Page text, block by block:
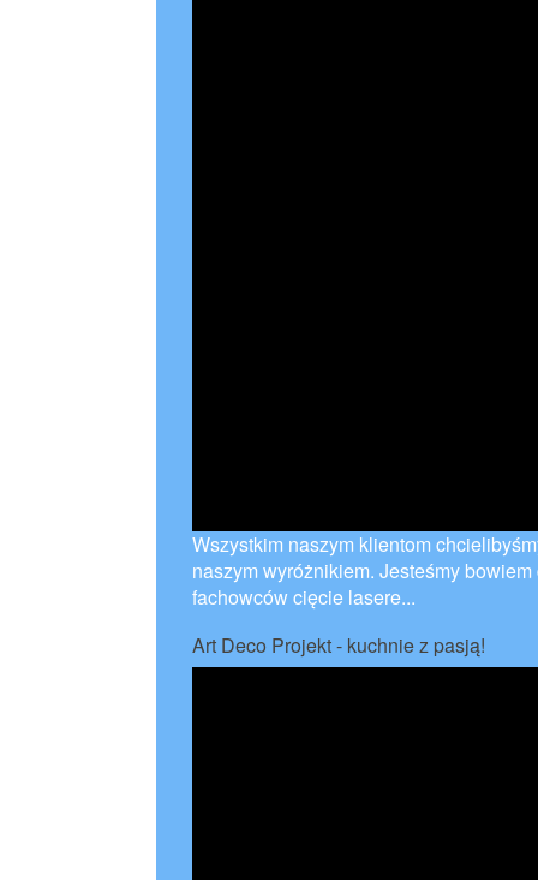
Wszystkim naszym klientom
naszym wyróżnikiem. Jesteśmy
fachowców cięcie lasere...
Art Deco Projekt - kuchnie z pasją!